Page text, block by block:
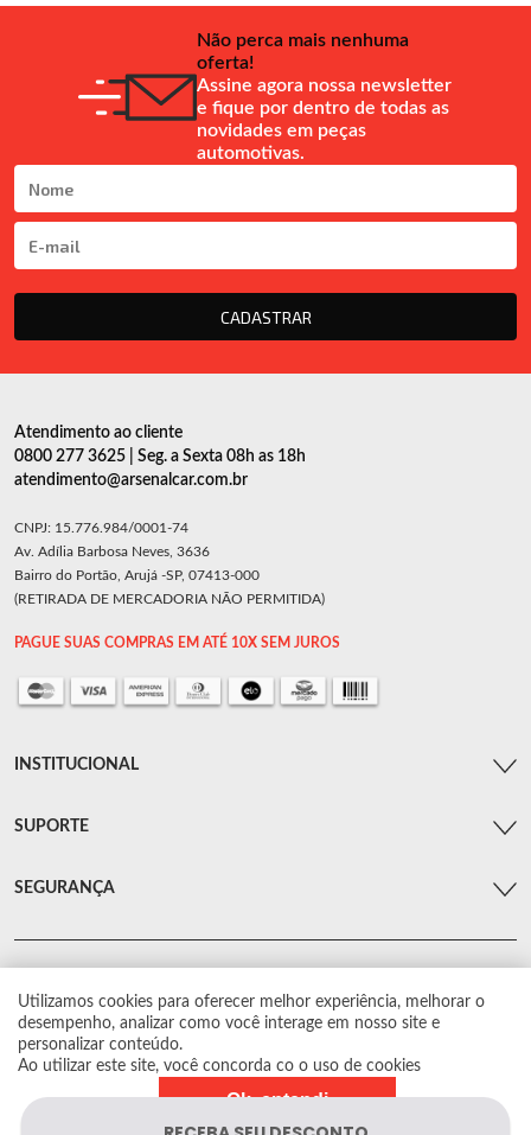
Não perca mais nenhuma
oferta!
Assine agora nossa newsletter
e fique por dentro de todas as
novidades em peças
automotivas.
CADASTRAR
Utilizamos cookies para oferecer melhor experiência, melhorar o
desempenho, analizar como você interage em nosso site e
personalizar conteúdo.
Ao utilizar este site, você concorda co o uso de cookies
Ok, entendi
Atendimento ao cliente
0800 277 3625 | Seg. a Sexta 08h as 18h
atendimento@arsenalcar.com.br
CNPJ: 15.776.984/0001-74
Av. Adília Barbosa Neves, 3636
Bairro do Portão, Arujá -SP, 07413-000
(RETIRADA DE MERCADORIA NÃO PERMITIDA)
PAGUE SUAS COMPRAS EM ATÉ 10X SEM JUROS
INSTITUCIONAL
SUPORTE
SEGURANÇA
© Arsenal Car. Todos os direitos reservados.
Proibida reprodução total ou parcial. Preços e estoque sujeito a alterações sem
aviso prévio.